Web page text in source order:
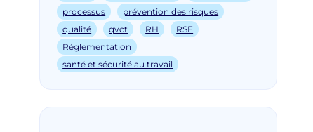
processus
prévention des risques
qualité
qvct RH
RSE
Réglementation
santé et sécurité au travail